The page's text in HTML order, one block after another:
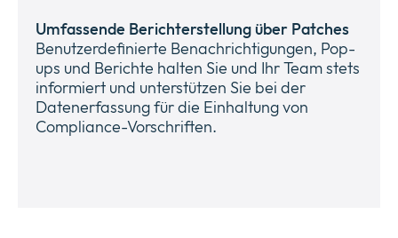
Umfassende Berichterstellung über Patches
Benutzerdefinierte Benachrichtigungen, Pop-
ups und Berichte halten Sie und Ihr Team stets
informiert und unterstützen Sie bei der
Datenerfassung für die Einhaltung von
Compliance-Vorschriften.